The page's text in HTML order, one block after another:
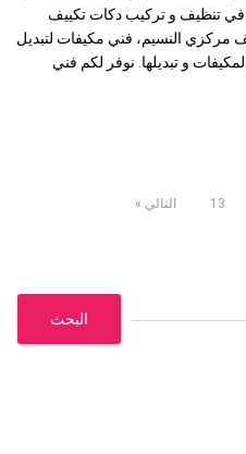
في تنظيف و تركيب دكات تكييف
مركزي النسيم، فني مكيفات لتبديل
و تبديلها. نوفر لكم فني
13 التالي
البحث